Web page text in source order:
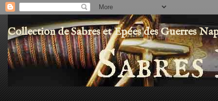
Collection de Sabres et Epées des Guerres